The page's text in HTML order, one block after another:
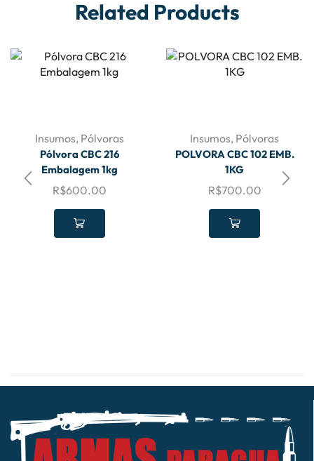
Related Products
Insumos, Pólvoras
Pólvora CBC 216
Embalagem 1kg
R$600.00
Insumos, Pólvoras
POLVORA CBC 102 EMB.
1KG
R$700.00